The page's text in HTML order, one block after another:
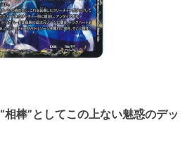
“相棒”としてこの上ない魅惑のデッ